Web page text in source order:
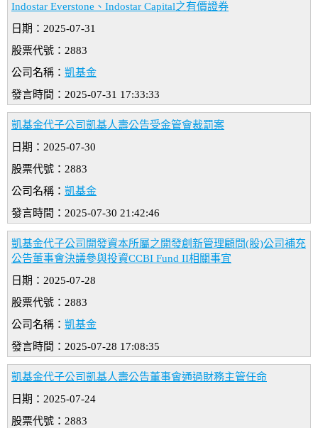
Indostar Everstone、Indostar Capital之有價證券
日期：2025-07-31
股票代號：2883
公司名稱： 凱基金
發言時間：2025-07-31 17:33:33
凱基金代子公司凱基人壽公告受金管會裁罰案
日期：2025-07-30
股票代號：2883
公司名稱： 凱基金
發言時間：2025-07-30 21:42:46
凱基金代子公司開發資本所屬之開發創新管理顧問(股)公司補充
公告董事會決議參與投資CCBI Fund II相關事宜
日期：2025-07-28
股票代號：2883
公司名稱： 凱基金
發言時間：2025-07-28 17:08:35
凱基金代子公司凱基人壽公告董事會通過財務主管任命
日期：2025-07-24
股票代號：2883